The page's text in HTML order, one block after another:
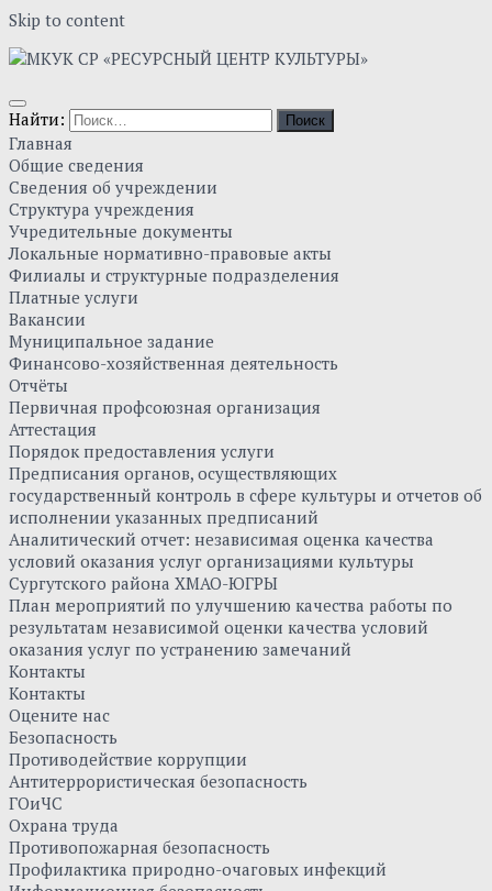
Skip to content
Найти:
Главная
Общие сведения
Сведения об учреждении
Структура учреждения
Учредительные документы
Локальные нормативно-правовые акты
Филиалы и структурные подразделения
Платные услуги
Вакансии
Муниципальное задание
Финансово-хозяйственная деятельность
Отчёты
Первичная профсоюзная организация
Аттестация
Порядок предоставления услуги
Предписания органов, осуществляющих
государственный контроль в сфере культуры и отчетов об
исполнении указанных предписаний
Аналитический отчет: независимая оценка качества
условий оказания услуг организациями культуры
Сургутского района ХМАО-ЮГРЫ
План мероприятий по улучшению качества работы по
результатам независимой оценки качества условий
оказания услуг по устранению замечаний
Контакты
Контакты
Оцените нас
Безопасность
Противодействие коррупции
Антитеррористическая безопасность
ГОиЧС
Охрана труда
Противопожарная безопасность
Профилактика природно-очаговых инфекций